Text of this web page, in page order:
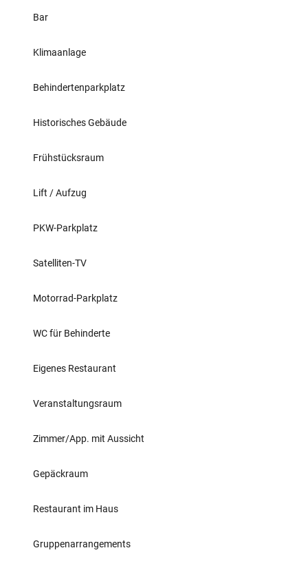
Bar
Klimaanlage
Behindertenparkplatz
Historisches Gebäude
Frühstücksraum
Lift / Aufzug
PKW-Parkplatz
Satelliten-TV
Motorrad-Parkplatz
WC für Behinderte
Eigenes Restaurant
Veranstaltungsraum
Zimmer/App. mit Aussicht
Gepäckraum
Restaurant im Haus
Gruppenarrangements